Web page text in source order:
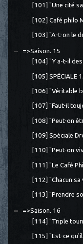
[101] "Une cité
[102] Café philo
[103] "A-t-on le
=>Saison. 15
[104] "Y a-t-il
[105] SPÉCIALE
[106] "Véritable
[107] "Faut-il
[108] "Peut-on
[109] Spéciale
[110] "Peut-on
[111] "Le Café
[112] "Chacun sa
[113] "Prendre
=>Saison. 16
[114] "Triple
[115] "Est-ce